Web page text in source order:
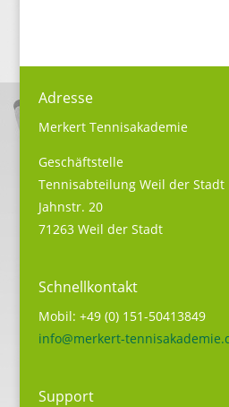
Adresse
Merkert Tennisakademie
Geschäftstelle
Tennisabteilung Weil der Stadt
Jahnstr. 20
71263 Weil der Stadt
Schnellkontakt
Mobil: +49 (0) 151-50413849
info@merkert-
Support